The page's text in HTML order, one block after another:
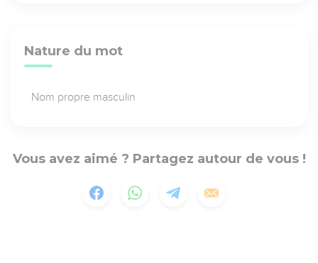
Nature du mot
Nom propre masculin
Vous avez aimé ? Partagez autour de vous !